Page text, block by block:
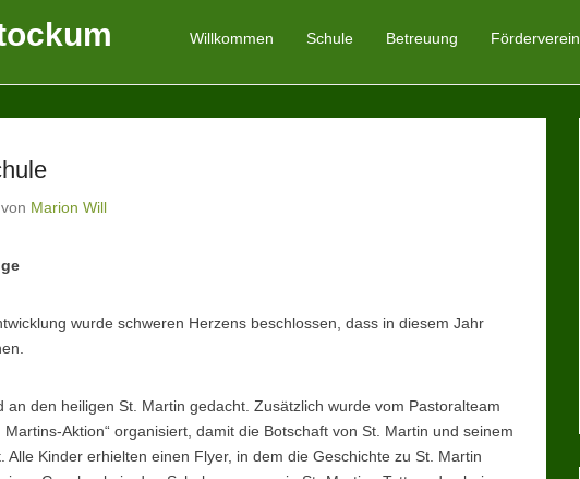
Primäres Menü
Zum Inhalt springen
Willkommen Schule Betreuung Förderverein
von Marion Will
wurde schweren Herzens beschlossen, dass in diesem Jahr
an den heiligen St. Martin gedacht. Zusätzlich wurde vom Pastoralteam
Aktion“ organisiert, damit die Botschaft von St. Martin und seinem
Alle Kinder erhielten einen Flyer, in dem die Geschichte zu St. Martin